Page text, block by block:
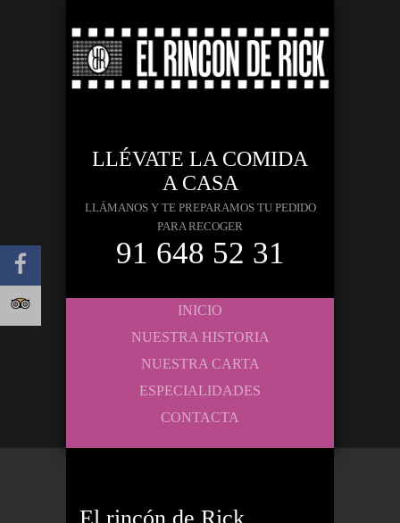
LLÉVATE LA COMIDA
A CASA
LLÁMANOS Y TE PREPARAMOS TU PEDIDO
PARA RECOGER
91 648 52 31
INICIO
NUESTRA HISTORIA
NUESTRA CARTA
ESPECIALIDADES
CONTACTA